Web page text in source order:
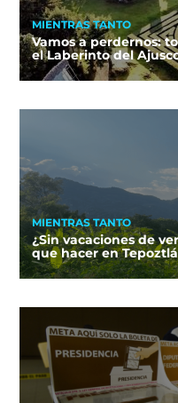
MIENTRAS TANTO
Vamos a perdernos:
el Laberinto del
MIENTRAS TANTO
¿Sin vacaciones de
que hacer en